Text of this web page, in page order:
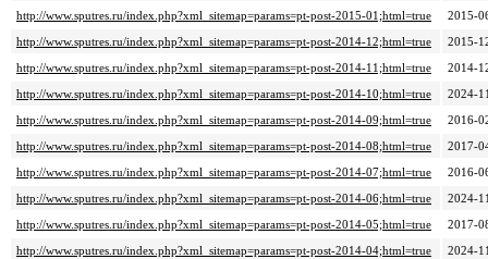
http://www.sputres.ru/index.php?xml_sitemap=params=pt-post-2015-01;html=true
2015-
http://www.sputres.ru/index.php?xml_sitemap=params=pt-post-2014-12;html=true
2015-
http://www.sputres.ru/index.php?xml_sitemap=params=pt-post-2014-11;html=true
2014-
http://www.sputres.ru/index.php?xml_sitemap=params=pt-post-2014-10;html=true
2024-
http://www.sputres.ru/index.php?xml_sitemap=params=pt-post-2014-09;html=true
2016-
http://www.sputres.ru/index.php?xml_sitemap=params=pt-post-2014-08;html=true
2017-
http://www.sputres.ru/index.php?xml_sitemap=params=pt-post-2014-07;html=true
2016-
http://www.sputres.ru/index.php?xml_sitemap=params=pt-post-2014-06;html=true
2024-
http://www.sputres.ru/index.php?xml_sitemap=params=pt-post-2014-05;html=true
2017-
http://www.sputres.ru/index.php?xml_sitemap=params=pt-post-2014-04;html=true
2024-